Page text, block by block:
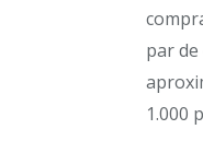
par
1.000